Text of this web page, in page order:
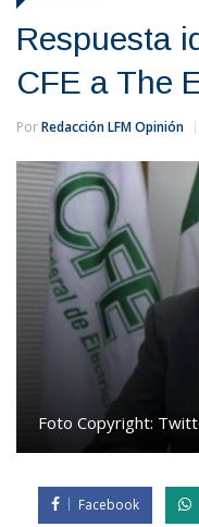
Respuesta
CFE a The
PorRedacción LFM Opinión
Foto Copyright:
Facebook